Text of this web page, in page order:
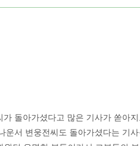
가 돌아가셨다고 많은 기사가 쏟아
운서 변웅전씨도 돌아가셨다는 기